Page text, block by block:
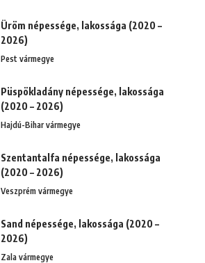
Üröm népessége, lakossága (2020 –
2026)
Pest vármegye
Püspökladány népessége, lakossága
(2020 – 2026)
Hajdú-Bihar vármegye
Szentantalfa népessége, lakossága
(2020 – 2026)
Veszprém vármegye
Sand népessége, lakossága (2020 –
2026)
Zala vármegye